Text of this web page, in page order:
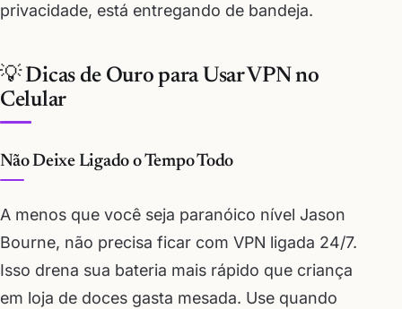
privacidade, está entregando de bandeja.
💡 Dicas de Ouro para Usar VPN no
Celular
Não Deixe Ligado o Tempo Todo
A menos que você seja paranóico nível Jason
Bourne, não precisa ficar com VPN ligada 24/7.
Isso drena sua bateria mais rápido que criança
em loja de doces gasta mesada. Use quando